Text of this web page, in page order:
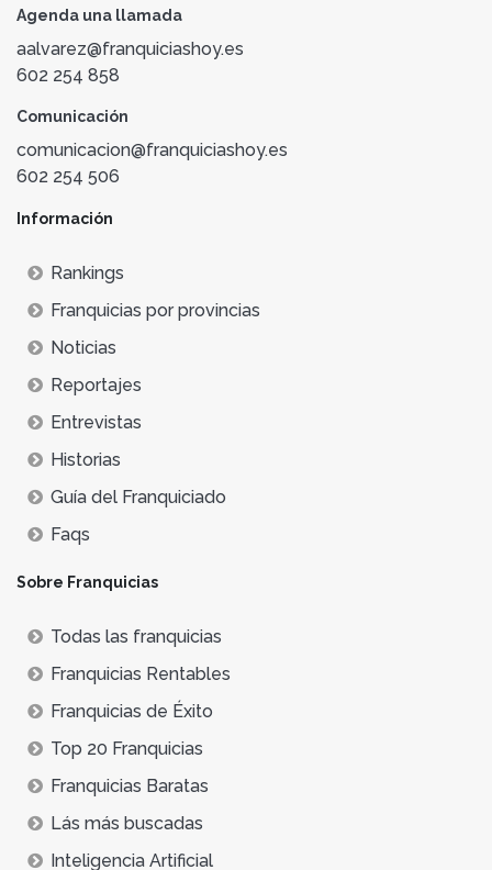
Agenda una llamada
aalvarez@franquiciashoy.es
602 254 858
Comunicación
comunicacion@franquiciashoy.es
602 254 506
Información
Rankings
Franquicias por provincias
Noticias
Reportajes
Entrevistas
Historias
Guía del Franquiciado
Faqs
Sobre Franquicias
Todas las franquicias
Franquicias Rentables
Franquicias de Éxito
Top 20 Franquicias
Franquicias Baratas
Lás más buscadas
Inteligencia Artificial